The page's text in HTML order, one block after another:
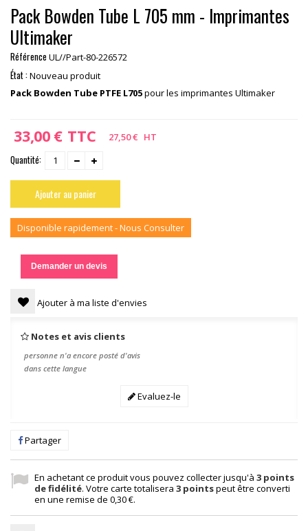
Pack Bowden Tube L 705 mm - Imprimantes
Ultimaker
Référence UL//Part-80-226572
État :Nouveau produit
Pack Bowden Tube PTFE L705pour les imprimantes Ultimaker
33,00 € TTC 27,50 € HT
Quantité:
Ajouter au panier
Disponible rapidement - Nous Consulter
Demander un devis
Ajouter à ma liste d'envies
Notes et avis clients
personne n'a encore posté d'avis
dans cette langue
Evaluez-le
Partager
En achetant ce produit vous pouvez collecter jusqu'à 3 points
de fidélité. Votre carte totalisera 3 pointspeut être converti
en une remise de 0,30 €.